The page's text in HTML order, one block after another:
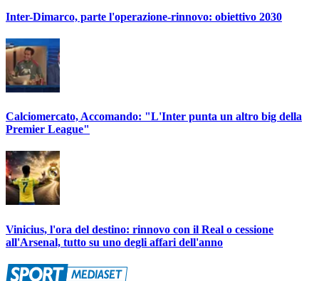
Inter-Dimarco, parte l'operazione-rinnovo: obiettivo 2030
Calciomercato, Accomando: "L'Inter punta un altro big della
Premier League"
Vinicius, l'ora del destino: rinnovo con il Real o cessione
all'Arsenal, tutto su uno degli affari dell'anno